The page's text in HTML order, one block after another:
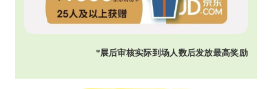
*展后审核实际到场人数后发放最高奖励